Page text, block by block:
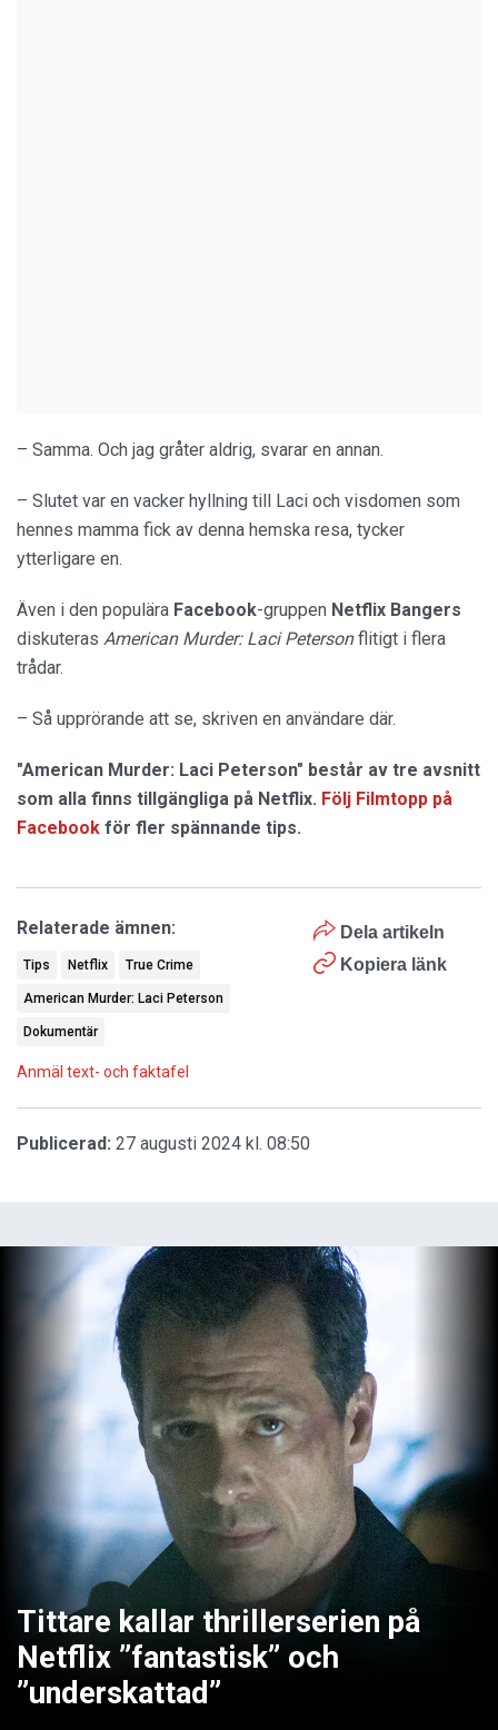
– Samma. Och jag gråter aldrig, svarar en annan.
– Slutet var en vacker hyllning till Laci och visdomen som
hennes mamma fick av denna hemska resa, tycker
ytterligare en.
Även i den populära Facebook-gruppen Netflix Bangers
diskuteras American Murder: Laci Petersonflitigt i flera
trådar.
– Så upprörande att se, skriven en användare där.
"American Murder: Laci Peterson" består av tre avsnitt
som alla finns tillgängliga på Netflix. Följ Filmtopp på
Facebook för fler spännande tips.
Dela artikeln
Kopiera länk
Relaterade ämnen:
Tips Netflix True Crime
American Murder: Laci Peterson
Dokumentär
Anmäl text- och faktafel
Publicerad: 27 augusti 2024 kl. 08:50
Tittare kallar thrillerserien på
Netflix ”fantastisk” och
”underskattad”